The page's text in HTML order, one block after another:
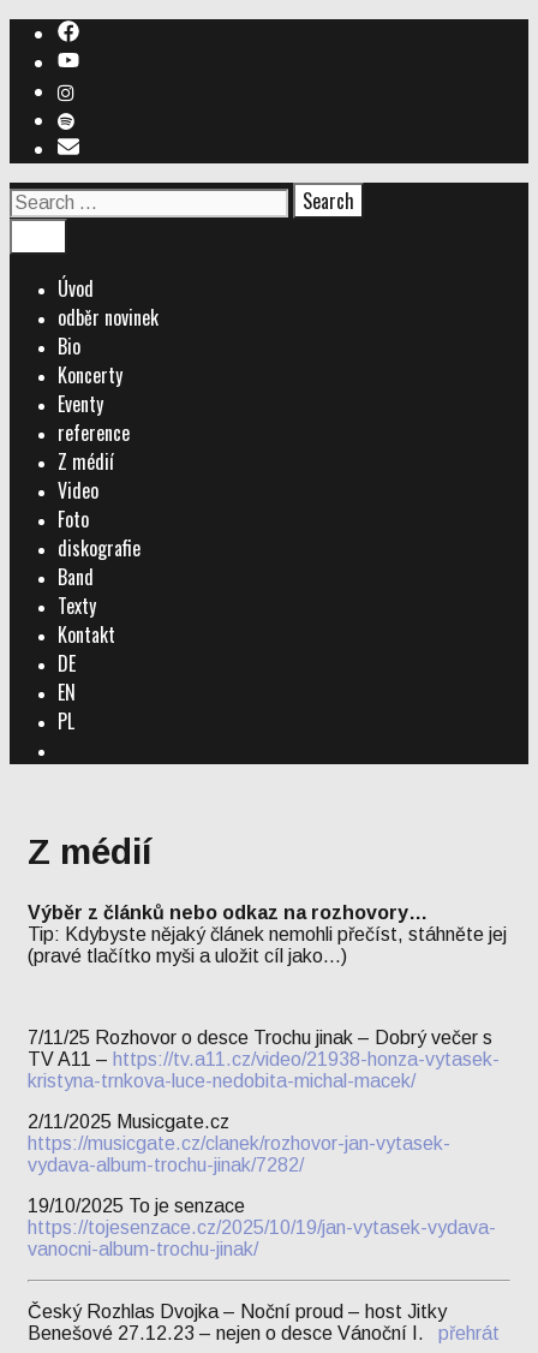
Skip
content
Search
for:
Úvod
odběr novinek
Bio
Koncerty
Eventy
reference
Z médií
Video
Foto
diskografie
Band
Texty
Kontakt
DE
EN
PL
Z médií
Výběr z článků nebo odkaz na rozhovory…
Tip: Kdybyste nějaký článek nemohli přečíst, stáhněte jej
(pravé tlačítko myši a uložit cíl jako…)
7/11/25 Rozhovor o desce Trochu jinak – Dobrý večer s
TV A11 – https://tv.a11.cz/video/21938-honza-vytasek-
kristyna-trnkova-luce-nedobita-michal-macek/
2/11/2025 Musicgate.cz
https://musicgate.cz/clanek/rozhovor-jan-vytasek-
vydava-album-trochu-jinak/7282/
19/10/2025 To je senzace
https://tojesenzace.cz/2025/10/19/jan-vytasek-vydava-
vanocni-album-trochu-jinak/
Český Rozhlas Dvojka – Noční proud – host Jitky
Benešové 27.12.23 – nejen o desce Vánoční I. přehrát